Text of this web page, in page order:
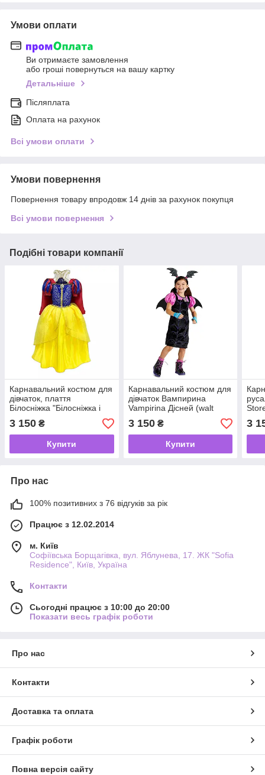
Умови оплати
Ви отримаєте замовлення
або гроші повернуться на вашу картку
Детальніше
Післяплата
Оплата на рахунок
Всі умови оплати
Умови повернення
Повернення товару впродовж 14 днів за рахунок покупця
Всі умови повернення
Подібні товари компанії
Карнавальний костюм для
дівчаток, плаття
Білосніжка "Білосніжка і
сім гномів" Disney 2020
3 150 ₴
Купити
Карнавальний костюм для
дівчаток Вампирина
Vampirina Дісней (walt
Disney)
3 150₴
Купити
3
Про нас
100% позитивних з 76 відгуків за рік
Працює з 12.02.2014
м. Київ
Софіївська Борщагівка, вул. Яблунева, 17. ЖК "Sofia
Residence", Київ, Україна
Контакти
Сьогодні працює з 10:00 до 20:00
Показати весь графік роботи
Про нас
Контакти
Доставка та оплата
Графік роботи
Повна версія сайту